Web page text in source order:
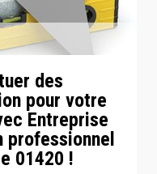
des
pour votre
Entreprise
professionnel
01420 !